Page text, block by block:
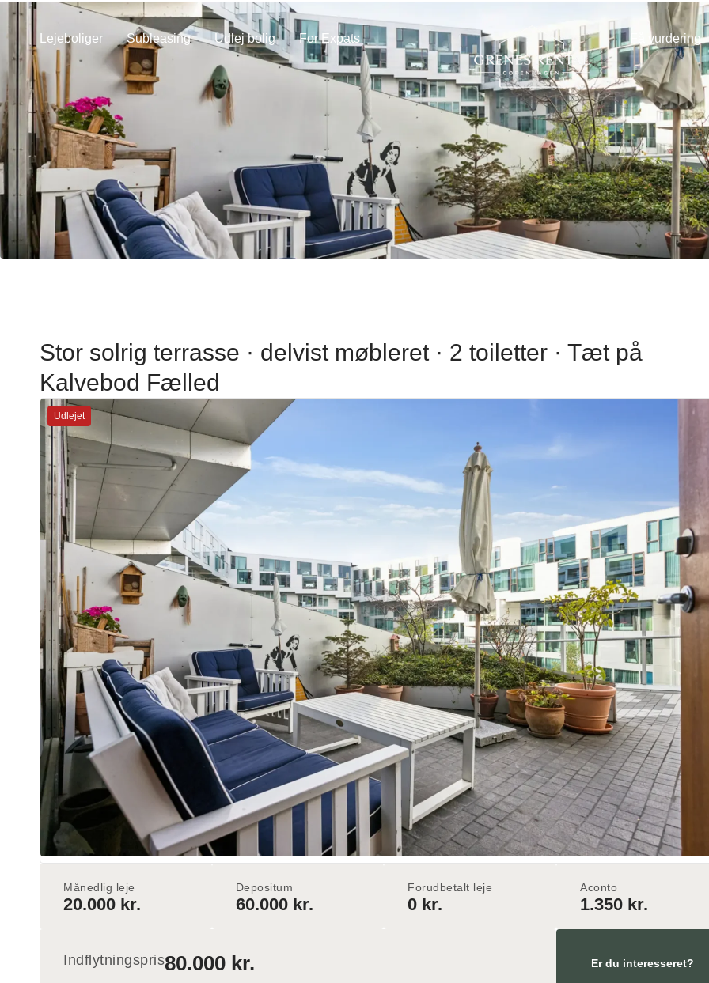
Lejeboliger Subleasing Udlej bolig For Expats Få vurdering
Stor solrig terrasse · delvist møbleret · 2 toiletter · Tæt på
Kalvebod Fælled
Udlejet
Månedlig leje
20.000 kr.
Depositum
60.000 kr.
Forudbetalt leje
0 kr.
Aconto
1.350 kr.
Indflytningspris80.000 kr. Er du interesseret?